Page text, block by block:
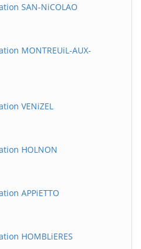
SAN-NiCOLAO
MONTREUiL-AUX-
VENiZEL
HOLNON
APPiETTO
HOMBLiERES